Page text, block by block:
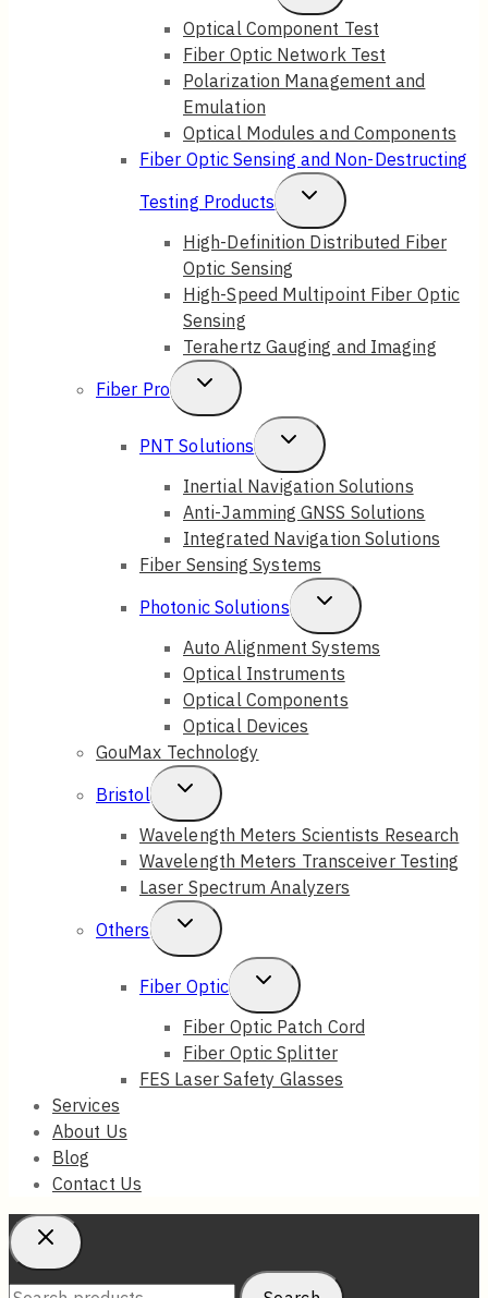
Child
Menu
Optical Component Test
Fiber Optic Network Test
Polarization Management and
Emulation
Optical Modules and Components
Fiber Optic Sensing and Non-Destructing
Testing Products
Toggle
Child
High-Definition Distributed Fiber
Optic Sensing
High-Speed Multipoint Fiber Optic
Sensing
Terahertz Gauging and Imaging
Fiber Pro
Toggle
Child
Menu
PNT Solutions
Toggle
Child
Menu
Inertial Navigation Solutions
Anti-Jamming GNSS Solutions
Integrated Navigation Solutions
Fiber Sensing Systems
Photonic Solutions
Toggle
Child
Menu
Auto Alignment Systems
Optical Instruments
Optical Components
Optical Devices
GouMax Technology
Bristol
Toggle
Child
Menu
Wavelength Meters Scientists Research
Wavelength Meters Transceiver Testing
Laser Spectrum Analyzers
Others
Toggle
Child
Menu
Fiber Optic
Toggle
Child
Menu
Fiber Optic Patch Cord
Fiber Optic Splitter
FES Laser Safety Glasses
Services
About Us
Blog
Contact Us
Search